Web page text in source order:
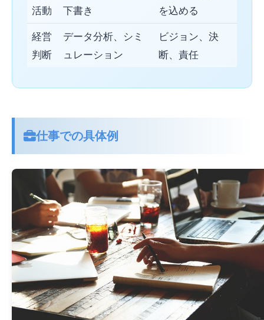
活動
下書き
を込める
経営
判断
データ分析、シミ
ュレーション
ビジョン、決
断、責任
仕事での具体例